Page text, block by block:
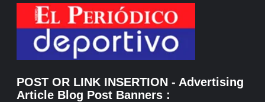
POST OR LINK INSERTION - Advertising
Article Blog Post Banners :